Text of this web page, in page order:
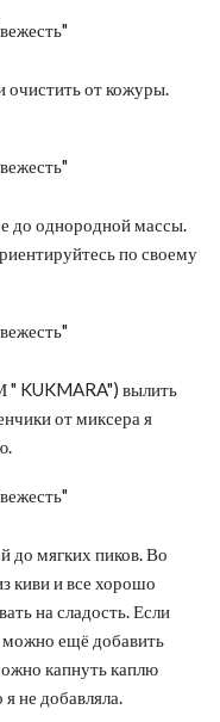
очистить от кожуры.
до однородной массы.
по своему
" KUKMARA") вылить
от миксера я
до мягких пиков. Во
киви и все хорошо
на сладость. Если
можно ещё добавить
капнуть каплю
я не добавляла.